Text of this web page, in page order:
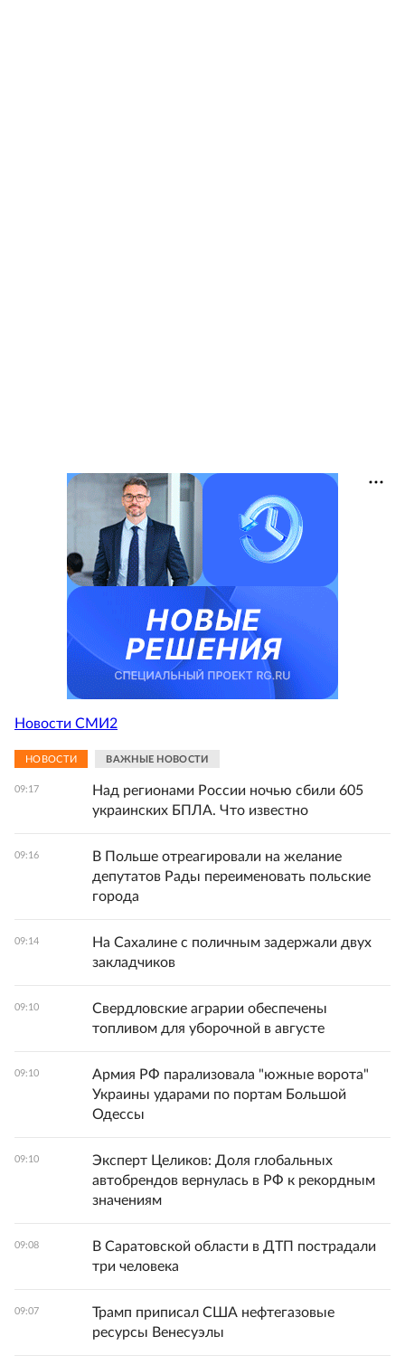
Новости СМИ2
НОВОСТИ ВАЖНЫЕ НОВОСТИ
09:17
Над регионами России ночью сбили 605
украинских БПЛА. Что известно
09:16
В Польше отреагировали на желание
депутатов Рады переименовать польские
города
09:14
На Сахалине с поличным задержали двух
закладчиков
09:10
Свердловские аграрии обеспечены
топливом для уборочной в августе
09:10
Армия РФ парализовала "южные ворота"
Украины ударами по портам Большой
Одессы
09:10
Эксперт Целиков: Доля глобальных
автобрендов вернулась в РФ к рекордным
значениям
09:08
В Саратовской области в ДТП пострадали
три человека
09:07
Трамп приписал США нефтегазовые
ресурсы Венесуэлы